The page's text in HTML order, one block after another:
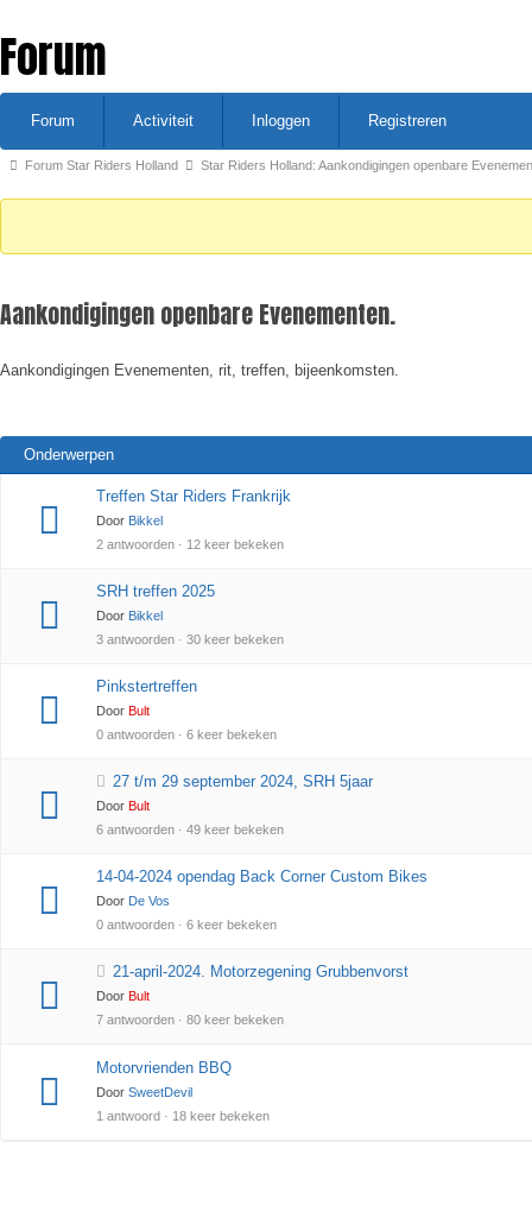
Forum
Forum
Activiteit Inloggen Registreren
Forum
Je
hier:
Forum Star Riders Holland Star Riders Holland: Aankondigingen openbare
Aankondigingen openbare Evenementen.
Aankondigingen Evenementen, rit, treffen, bijeenkomsten.
Onderwerpen
Treffen Star Riders Frankrijk
Door Bikkel
2 antwoorden · 12 keer bekeken
SRH treffen 2025
Door Bikkel
3 antwoorden · 30 keer bekeken
Pinkstertreffen
Door Bult
0 antwoorden · 6 keer bekeken
27 t/m 29 september 2024, SRH 5jaar
Door Bult
6 antwoorden · 49 keer bekeken
14-04-2024 opendag Back Corner Custom Bikes
Door De Vos
0 antwoorden · 6 keer bekeken
21-april-2024. Motorzegening Grubbenvorst
Door Bult
7 antwoorden · 80 keer bekeken
Motorvrienden BBQ
Door SweetDevil
1 antwoord · 18 keer bekeken